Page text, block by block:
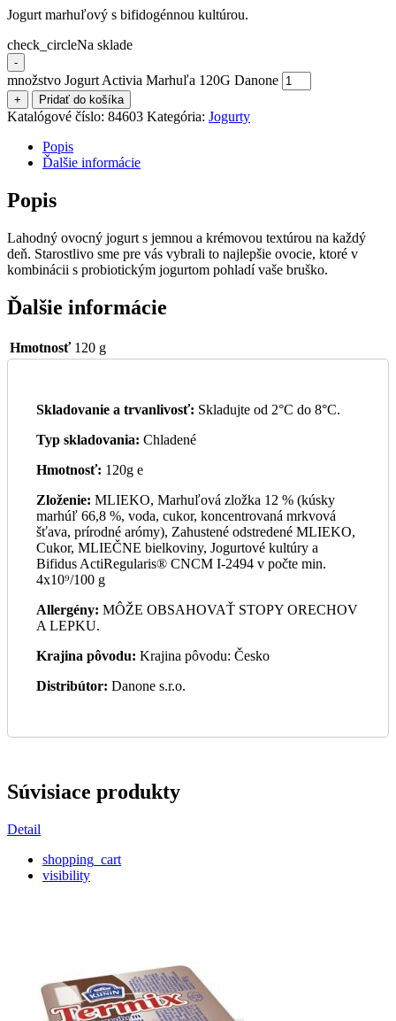
Jogurt marhuľový s bifidogénnou kultúrou.
check_circleNa sklade
-
množstvo Jogurt Activia Marhuľa 120G Danone
+ Pridať do košíka
Katalógové číslo: 84603 Kategória: Jogurty
Popis
Ďalšie informácie
Popis
Lahodný ovocný jogurt s jemnou a krémovou textúrou na každý
deň. Starostlivo sme pre vás vybrali to najlepšie ovocie, ktoré v
kombinácii s probiotickým jogurtom pohladí vaše bruško.
Ďalšie informácie
Hmotnosť 120 g
Skladovanie a trvanlivosť: Skladujte od 2°C do 8°C.
Typ skladovania: Chladené
Hmotnosť: 120g e
Zloženie: MLIEKO, Marhuľová zložka 12 % (kúsky
marhúľ 66,8 %, voda, cukor, koncentrovaná mrkvová
šťava, prírodné arómy), Zahustené odstredené MLIEKO,
Cukor, MLIEČNE bielkoviny, Jogurtové kultúry a
Bifidus ActiRegularis® CNCM I-2494 v počte min.
4x10⁹/100 g
Allergény: MÔŽE OBSAHOVAŤ STOPY ORECHOV
A LEPKU.
Krajina pôvodu: Krajina pôvodu: Česko
Distribútor: Danone s.r.o.
Súvisiace produkty
Detail
shopping_cart
visibility